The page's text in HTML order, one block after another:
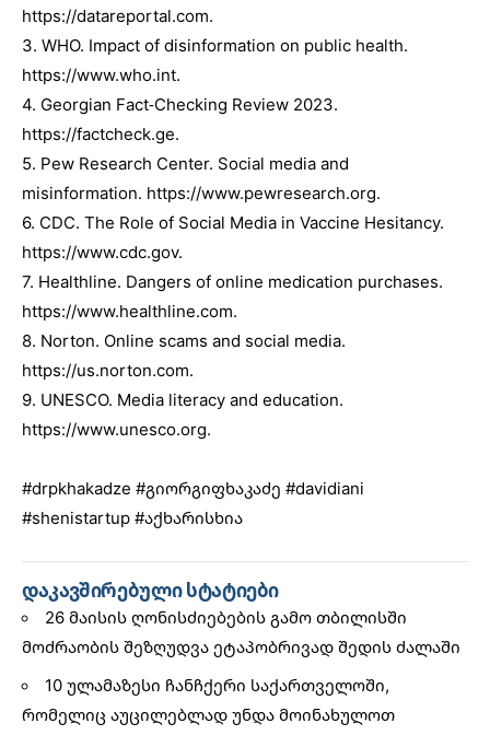
https://datareportal.com.
3. WHO. Impact of disinformation on public health.
https://www.who.int.
4. Georgian Fact-Checking Review 2023.
https://factcheck.ge.
5. Pew Research Center. Social media and
misinformation. https://www.pewresearch.org.
6. CDC. The Role of Social Media in Vaccine Hesitancy.
https://www.cdc.gov.
7. Healthline. Dangers of online medication purchases.
https://www.healthline.com.
8. Norton. Online scams and social media.
https://us.norton.com.
9. UNESCO. Media literacy and education.
https://www.unesco.org.
#drpkhakadze #გიორგიფხაკაძე #davidiani
#shenistartup #აქხარისხია
დაკავშირებული სტატიები
26 მაისის ღონისძიებების გამო თბილისში
მოძრაობის შეზღუდვა ეტაპობრივად შედის ძალაში
10 ულამაზესი ჩანჩქერი საქართველოში,
რომელიც აუცილებლად უნდა მოინახულოთ